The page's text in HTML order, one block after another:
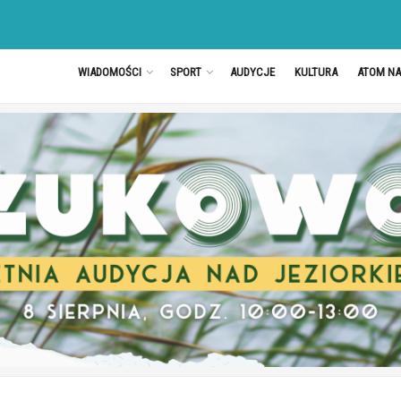
WIADOMOŚCI SPORT AUDYCJE KULTURA ATOM